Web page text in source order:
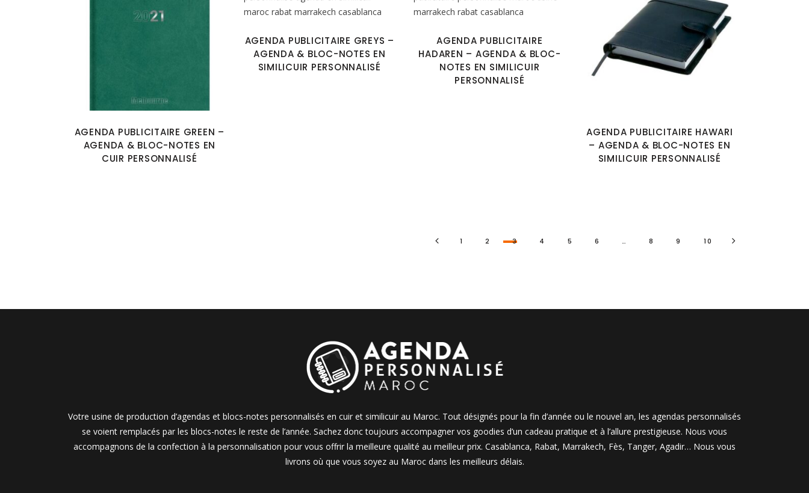
AGENDA PUBLICITAIRE GREEN –
AGENDA & BLOC-NOTES EN
CUIR PERSONNALISÉ
AGENDA PUBLICITAIRE GREYS –
AGENDA & BLOC-NOTES EN
SIMILICUIR PERSONNALISÉ
AGENDA PUBLICITAIRE
HADAREN – AGENDA & BLOC-
NOTES EN SIMILICUIR
PERSONNALISÉ
AGENDA PUBLICITAIRE HAWARI
– AGENDA & BLOC-NOTES EN
SIMILICUIR PERSONNALISÉ
1 2 3 4 5 6 … 8 9 10
Votre usine de production d’agendas et blocs-notes personnalisés en cuir et similicuir au Maroc. Tout désignés pour la fin d’année ou le nouvel an, les agendas personnalisés
se voient remplacés par les blocs-notes le reste de l’année. Sachez donc toujours accompagner vos goodies d’un cadeau pratique et à l’allure prestigieuse. Nous vous
accompagnons de la confection à la personnalisation pour vous offrir la meilleure qualité au meilleur prix. Casablanca, Rabat, Marrakech, Fès, Tanger, Agadir… Nous vous
livrons où que vous soyez au Maroc dans les meilleurs délais.